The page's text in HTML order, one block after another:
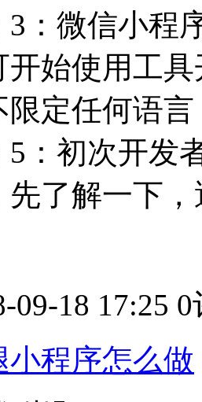
3：微信小程
开始使用工
限定任何语
5：初次开发
先了解一下
09-18 17:25 0
小程序怎么做